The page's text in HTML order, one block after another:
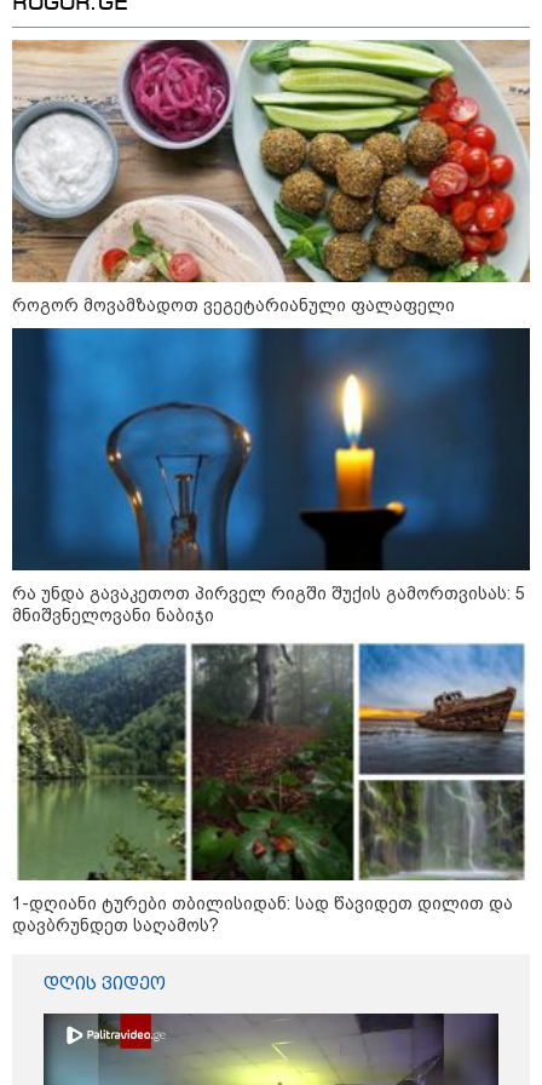
ნია იმნაძეს და ანასტასია
ბერუაშვილს ბრალდება
წარედგინათ - რამდენ წლიანი
პატიმრობა ემუქრებათ
არასრულწლოვნებს?
რა გახდა “სამგორის” მეტროში
სტუდენტის გარდაცვალების
მიზეზი - ცნობილია ექსპერტიზის
პასუხი
Faceამბები
10:58 / 06-08-2026
"დადგება დრო და თქვენი დღევანდელი
"პოსტაობა" საკუთარ თავთან
შეგარცხვენთ... თქვენი შეცდომა არის
ნანუკა ჟორჟოლიანს
როგორ მოვამზადოთ ვეგეტარიანული ფალაფელი
რა უნდა გავაკეთოთ პირველ რიგში შუქის გამორთვისას: 5
მნიშვნელოვანი ნაბიჯი
1-დღიანი ტურები თბილისიდან: სად წავიდეთ დილით და
დავბრუნდეთ საღამოს?
დღის ვიდეო